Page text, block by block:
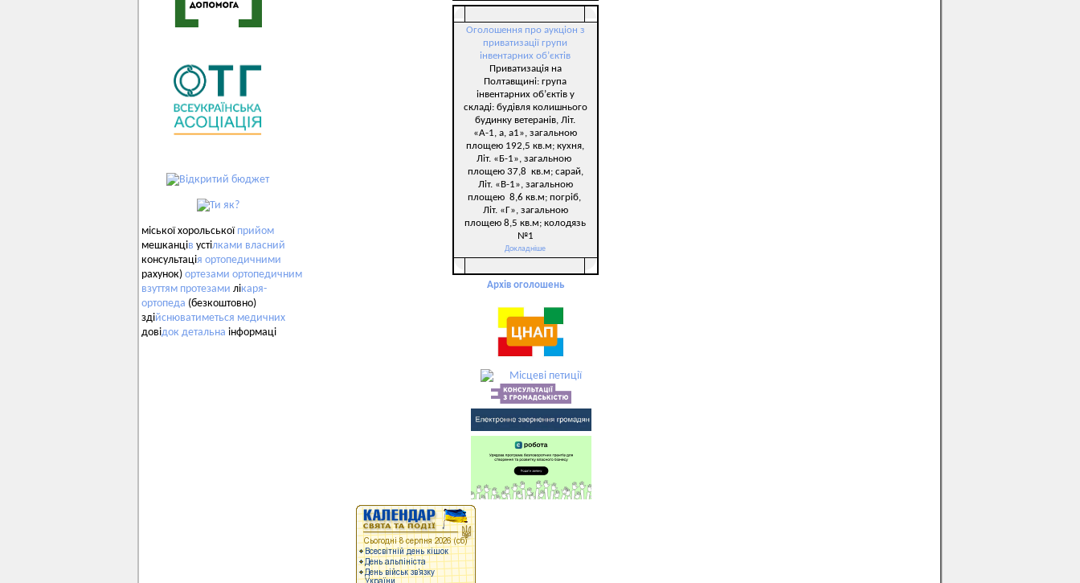
міської хорольської прийом
мешканців устілками власний
консультація ортопедичними
рахунок) ортезами ортопедичним
взуттям протезами лікаря-
ортопеда (безкоштовно)
здійснюватиметься медичних
довідок детальна інформаці
Оголошення про аукціон з
приватизації групи
інвентарних об’єктів
Приватизація на
Полтавщині: група
інвентарних об’єктів у
складі: будівля колишнього
будинку ветеранів, Літ.
«А-1, а, а1», загальною
площею 192,5 кв.м; кухня,
Літ. «Б-1», загальною
площею 37,8 кв.м; сарай,
Літ. «В-1», загальною
площею 8,6 кв.м; погріб,
Літ. «Г», загальною
площею 8,5 кв.м; колодязь
№1
Докладніше
Архів оголошень